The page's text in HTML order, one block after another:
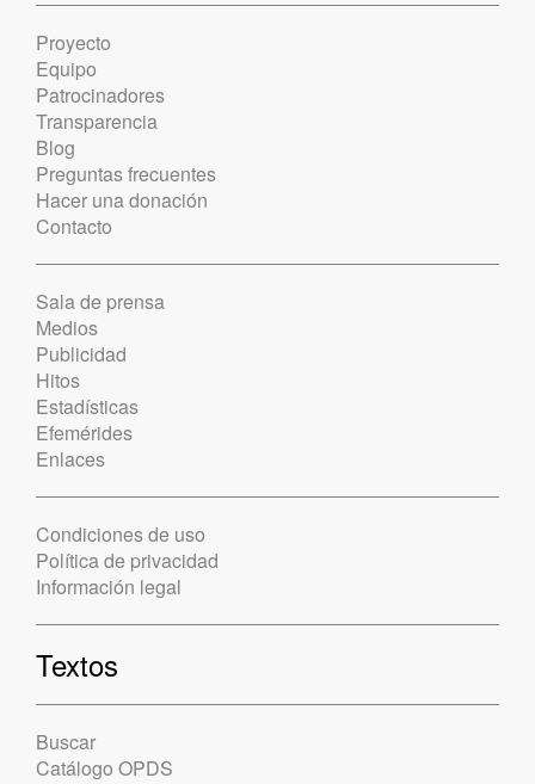
Proyecto
Equipo
Patrocinadores
Transparencia
Blog
Preguntas frecuentes
Hacer una donación
Contacto
Sala de prensa
Medios
Publicidad
Hitos
Estadísticas
Efemérides
Enlaces
Condiciones de uso
Política de privacidad
Información legal
Textos
Buscar
Catálogo OPDS